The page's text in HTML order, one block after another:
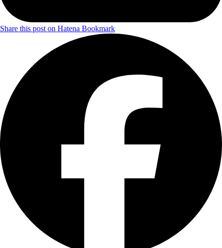
Share this post on Hatena Bookmark